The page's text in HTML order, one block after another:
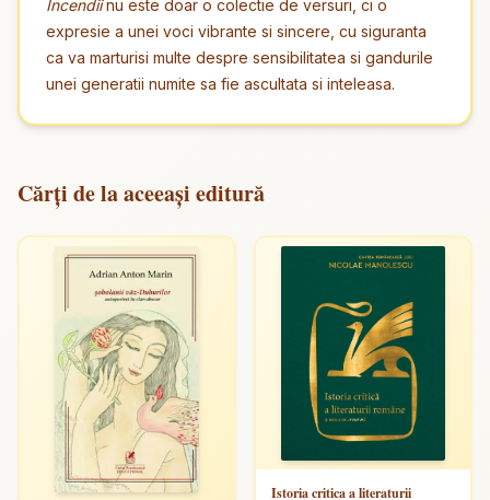
Incendiinu este doar o colectie de versuri, ci o
expresie a unei voci vibrante si sincere, cu siguranta
ca va marturisi multe despre sensibilitatea si gandurile
unei generatii numite sa fie ascultata si inteleasa.
Cărți de la aceeași editură
Istoria critica a literaturii